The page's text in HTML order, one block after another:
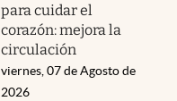
para cuidar el
corazón: mejora la
circulación
viernes, 07 de Agosto de
2026